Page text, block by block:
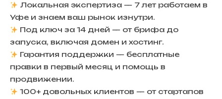
Локальная экспертиза— 7 лет работаем в
Уфе и знаем ваш рынок изнутри.
Под ключ за 14 дней — от брифа до
запуска, включая домен и хостинг.
Гарантия поддержки — бесплатные
правки в первый месяц и помощь в
продвижении.
100+ довольных клиентов — от стартапов